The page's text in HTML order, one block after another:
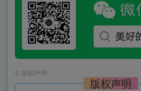
© 版权声明
版权声明